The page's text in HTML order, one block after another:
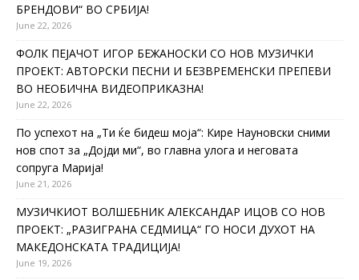
БРЕНДОВИ“ ВО СРБИЈА!
June 22, 2026
ФОЛК ПЕЈАЧОТ ИГОР БЕЖАНОСКИ СО НОВ МУЗИЧКИ
ПРОЕКТ: АВТОРСКИ ПЕСНИ И БЕЗВРЕМЕНСКИ ПРЕПЕВИ
ВО НЕОБИЧНА ВИДЕОПРИКАЗНА!
June 22, 2026
По успехот на „Ти ќе бидеш моја“: Кире Науновски сними
нов спот за „Дојди ми“, во главна улога и неговата
сопруга Марија!
June 21, 2026
МУЗИЧКИОТ ВОЛШЕБНИК АЛЕКСАНДАР ИЦОВ СО НОВ
ПРОЕКТ: „РАЗИГРАНА СЕДМИЦА“ ГО НОСИ ДУХОТ НА
МАКЕДОНСКАТА ТРАДИЦИЈА!
June 19, 2026